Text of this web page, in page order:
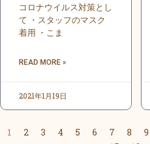
コロナウイルス対策とし
て ・スタッフのマスク
着用 ・こま
READ MORE »
2021年1月19日
1 2 3 4 5 6 7 8 9